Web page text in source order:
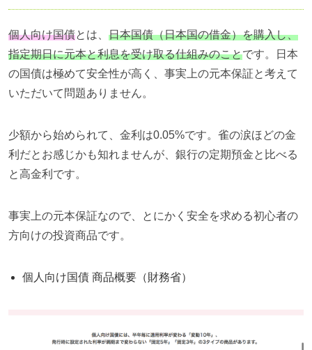
個人向け国債とは、 日本国債（日本国の借金）を購入し、
指定期日に元本と利息を受け取る仕組みのことです。日本
の国債は極めて安全性が高く、事実上の元本保証と考えて
いただいて問題ありません。
少額から始められて、金利は0.05%です。雀の涙ほどの金
利だとお感じかも知れませんが、銀行の定期預金と比べる
と高金利です。
事実上の元本保証なので、とにかく安全を求める初心者の
方向けの投資商品です。
個人向け国債 商品概要（財務省）